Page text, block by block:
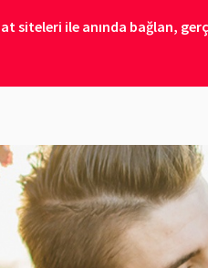
ile anında bağlan,